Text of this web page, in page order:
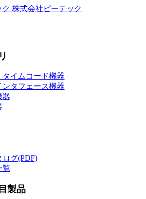
株式会社ピーテック
タイムコード機器
ンタフェース機器
器
グ(PDF)
覧
製品